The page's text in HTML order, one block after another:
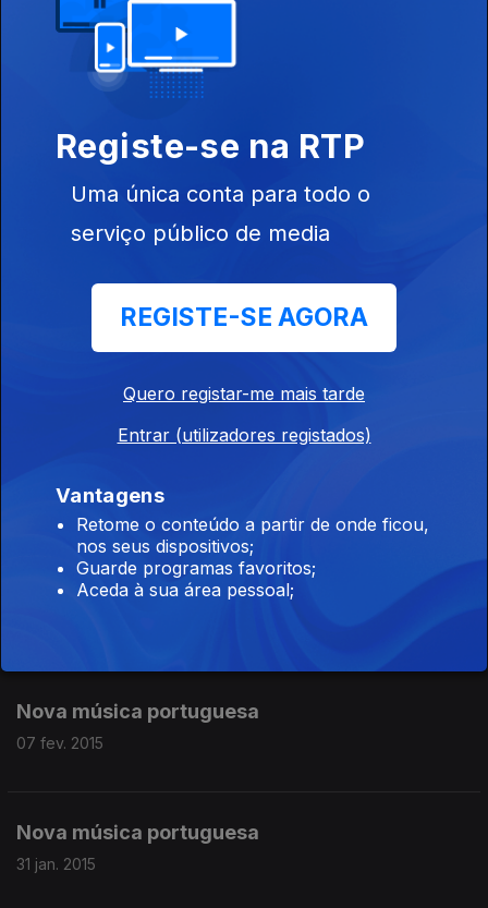
Conversa com PZ e showcase ao vivo com Rita
Showcases ao vivo com Souq e com We Trust
21 mar. 2015
Showcase ao vivo com Jimmy P
28 fev. 2015
Showcase ao vivo com Blind Zero
Showcases ao vivo com Cave Story e com
Ghost Hunt
Nova música portuguesa
07 fev. 2015
Nova música portuguesa
31 jan. 2015
Registe-se na RTP
Uma única conta para todo o
serviço público de media
REGISTE-SE AGORA
Quero registar-me mais tarde
Entrar (utilizadores registados)
Vantagens
Retome o conteúdo a partir de onde ficou,
nos seus dispositivos;
Guarde programas favoritos;
Aceda à sua área pessoal;